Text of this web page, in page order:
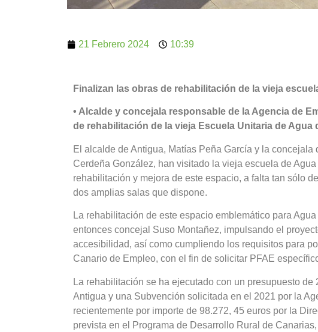
21 Febrero 2024 10:39
Finalizan las obras de rehabilitación de la vieja
• Alcalde y concejala responsable de la Agencia de
de rehabilitación de la vieja Escuela Unitaria de Agua
El alcalde de Antigua, Matías Peña García y la
Cerdeña González, han visitado la vieja escuela de
rehabilitación y mejora de este espacio, a falta tan sólo
dos amplias salas que dispone.
La rehabilitación de este espacio emblemático para
entonces concejal Suso Montañez, impulsando el
accesibilidad, así como cumpliendo los requisitos para
Canario de Empleo, con el fin de solicitar PFAE
La rehabilitación se ha ejecutado con un presupuesto
Antigua y una Subvención solicitada en el 2021 por la
recientemente por importe de 98.272, 45 euros por la
prevista en el Programa de Desarrollo Rural de